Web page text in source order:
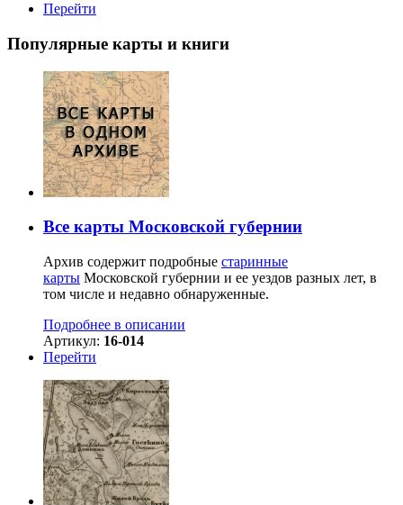
Перейти
Популярные карты и книги
Все карты Московской губернии
Архив содержит подробные старинные
карты Московской губернии и ее уездов разных лет, в
том числе и недавно обнаруженные.
Подробнее в описании
Артикул: 16-014
Перейти